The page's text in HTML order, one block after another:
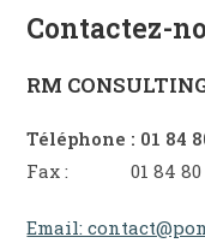
Contactez-
RM
Téléphone : 01 84
Fax : 01 84 80
Email: